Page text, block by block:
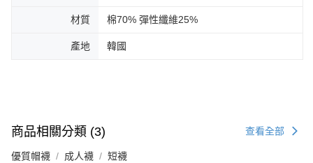
材質 棉70% 彈性纖維25%
產地 韓國
商品相關分類 (3) 查看全部
優質帽襪 成人襪 短襪